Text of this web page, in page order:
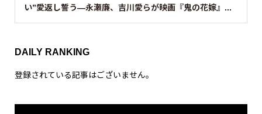
い”愛返し誓う—永瀬廉、吉川愛らが映画『鬼の花嫁』...
DAILY RANKING
登録されている記事はございません。